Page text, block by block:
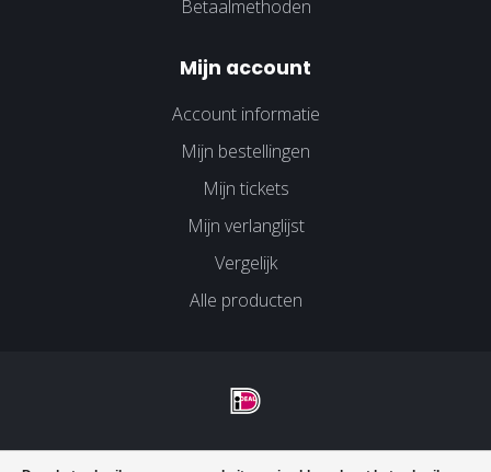
Betaalmethoden
Mijn account
Account informatie
Mijn bestellingen
Mijn tickets
Mijn verlanglijst
Vergelijk
Alle producten
© Copyright 2026 Velco Huissen - Powered byLightspeed-